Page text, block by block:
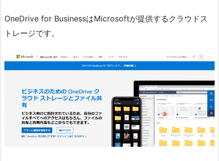
OneDrive for BusinessはMicrosoftが提供するクラウドス
トレージです。